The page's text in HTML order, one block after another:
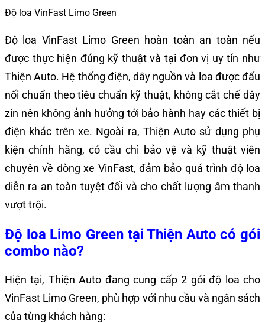
Độ loa VinFast Limo Green
Độ loa VinFast Limo Green hoàn toàn an toàn nếu
được thực hiện đúng kỹ thuật và tại đơn vị uy tín như
Thiện Auto. Hệ thống điện, dây nguồn và loa được đấu
nối chuẩn theo tiêu chuẩn kỹ thuật, không cắt chế dây
zin nên không ảnh hưởng tới bảo hành hay các thiết bị
điện khác trên xe. Ngoài ra, Thiện Auto sử dụng phụ
kiện chính hãng, có cầu chì bảo vệ và kỹ thuật viên
chuyên về dòng xe VinFast, đảm bảo quá trình độ loa
diễn ra an toàn tuyệt đối và cho chất lượng âm thanh
vượt trội.
Độ loa Limo Green tại Thiện Auto có gói
combo nào?
Hiện tại, Thiện Auto đang cung cấp 2 gói độ loa cho
VinFast Limo Green, phù hợp với nhu cầu và ngân sách
của từng khách hàng: